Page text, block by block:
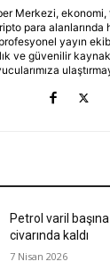
Merkezi, ekonomi,
para alanlarında
yayın
ve güvenilir
Petrol varil
civarında kaldı
7 Nisan 2026